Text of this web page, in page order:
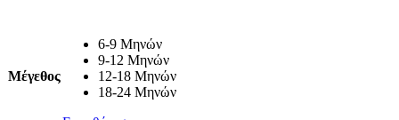
Μέγεθος
6-9 Μηνών
9-12 Μηνών
12-18 Μηνών
18-24 Μηνών